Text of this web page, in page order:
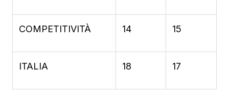
COMPETITIVITÀ 14 15
ITALIA 18 17